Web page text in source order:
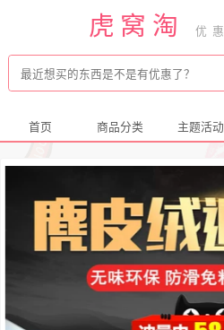
虎窝淘
首页 商品分类 主题活动